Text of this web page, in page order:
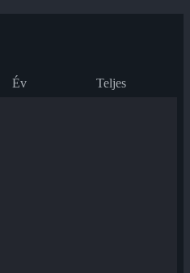
Év Teljes